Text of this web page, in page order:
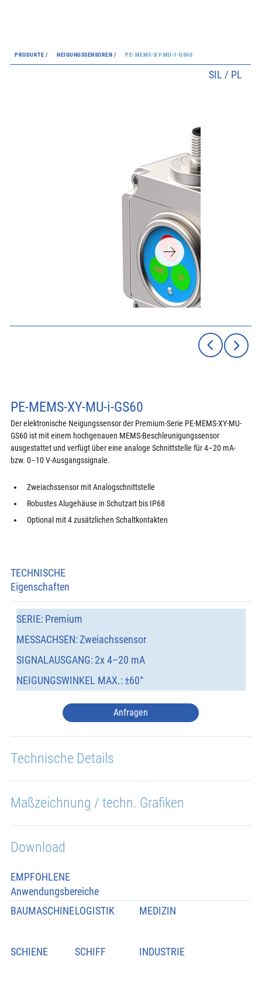
SIL / PL
PRODUKTE / NEIGUNGSSENSOREN / PE-MEMS-XY-MU-I-GS60
PE-MEMS-XY-MU-i-GS60
Der elektronische Neigungssensor der Premium-Serie PE-MEMS-XY-MU-
GS60 ist mit einem hochgenauen MEMS-Beschleunigungssensor
ausgestattet und verfügt über eine analoge Schnittstelle für 4–20 mA-
bzw. 0–10 V-Ausgangssignale.
Zweiachssensor mit Analogschnittstelle
Robustes Alugehäuse in Schutzart bis IP68
Optional mit 4 zusätzlichen Schaltkontakten
TECHNISCHE
Eigenschaften
SERIE: Premium
MESSACHSEN: Zweiachssensor
SIGNALAUSGANG: 2x 4–20 mA
NEIGUNGSWINKEL MAX.: ±60°
Anfragen
Technische Details
Maßzeichnung / techn. Grafiken
Download
EMPFOHLENE
Anwendungsbereiche
BAUMASCHINELOGISTIK MEDIZIN
SCHIENE SCHIFF INDUSTRIE